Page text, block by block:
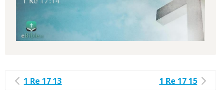
1 Re 17 13 1 Re 17 15